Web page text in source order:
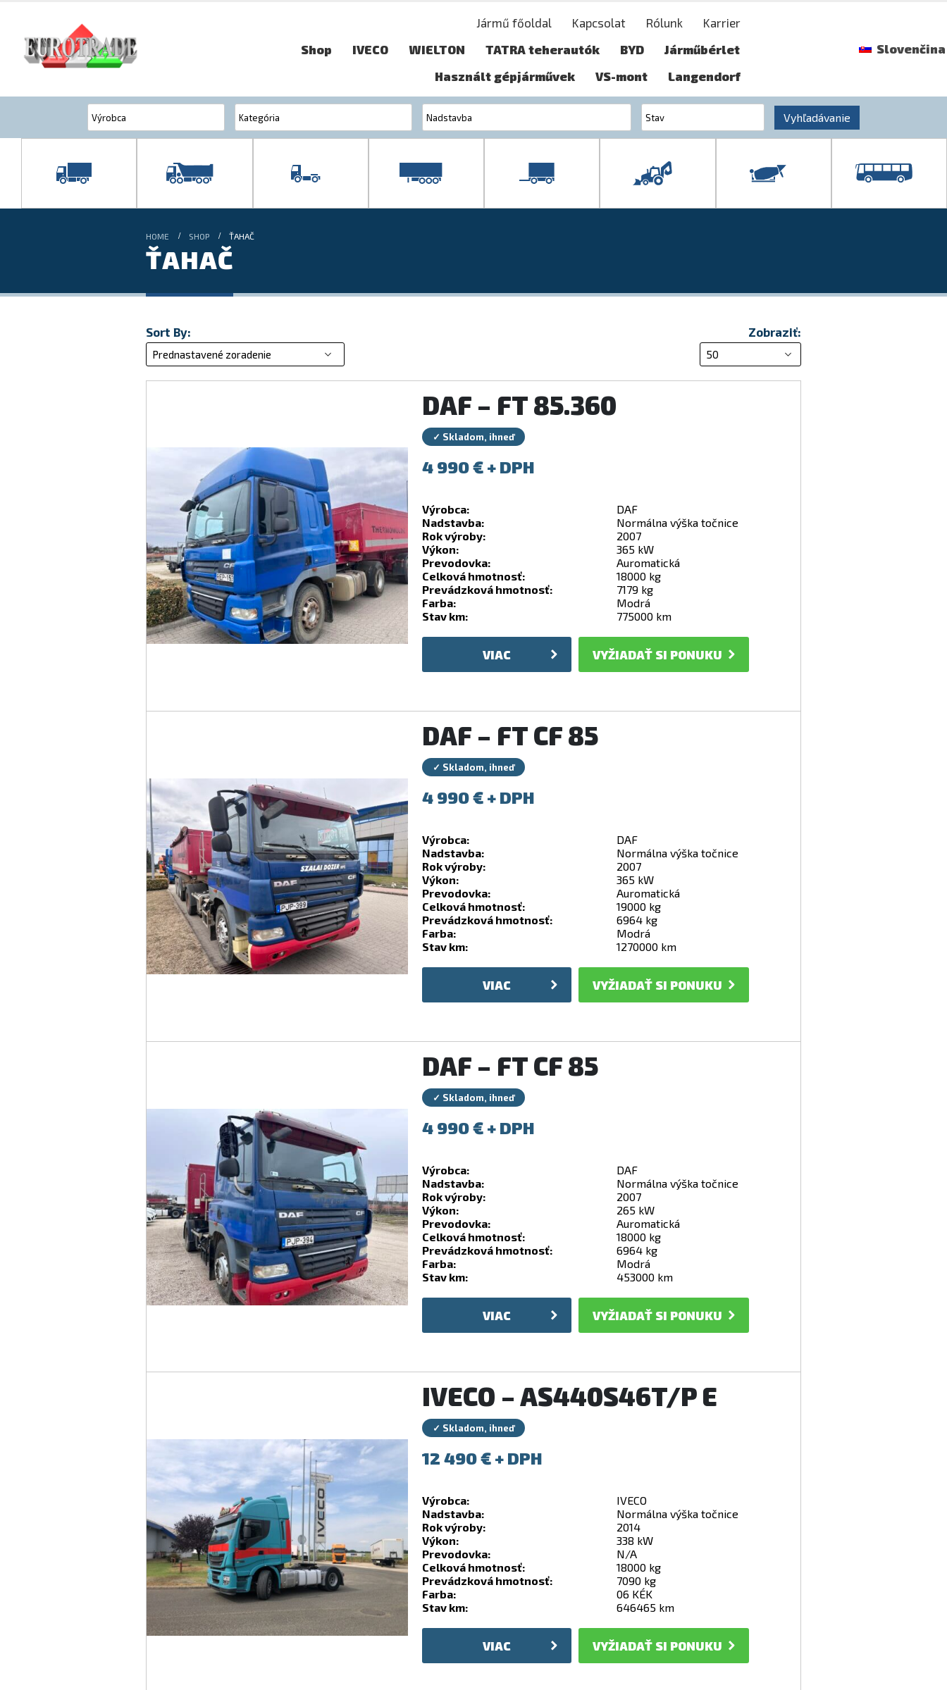
Jármű főoldal Kapcsolat Rólunk
Karrier
Shop
IVECO WIELTON TATRA teherautók BYD
Járműbérlet
Használt gépjárművek
VS-mont Langendorf
Slovenčina
Vyhľadávanie
HOME SHOP ŤAHAČ
ŤAHAČ
Sort By: Zobraziť:
DAF – FT 85.360
✓ Skladom, ihneď
4 990€
Výrobca:
DAF
Nadstavba:
Normálna výška točnice
Rok výroby:
2007
Výkon:
365 kW
Prevodovka:
Auromatická
Celková hmotnosť:
18000 kg
Prevádzková hmotnosť:
7179 kg
Farba:
Modrá
Stav km:
775000 km
VIAC VYŽIADAŤ SI PONUKU
DAF – FT CF 85
✓ Skladom, ihneď
4 990€
Výrobca:
DAF
Nadstavba:
Normálna výška točnice
Rok výroby:
2007
Výkon:
365 kW
Prevodovka:
Auromatická
Celková hmotnosť:
19000 kg
Prevádzková hmotnosť:
6964 kg
Farba:
Modrá
Stav km:
1270000 km
VIAC VYŽIADAŤ SI PONUKU
DAF – FT CF 85
✓ Skladom, ihneď
4 990€
Výrobca:
DAF
Nadstavba:
Normálna výška točnice
Rok výroby:
2007
Výkon:
265 kW
Prevodovka:
Auromatická
Celková hmotnosť:
18000 kg
Prevádzková hmotnosť:
6964 kg
Farba:
Modrá
Stav km:
453000 km
VIAC VYŽIADAŤ SI PONUKU
IVECO – AS440S46T/P E
✓ Skladom, ihneď
12 490€
Výrobca:
IVECO
Nadstavba:
Normálna výška točnice
Rok výroby:
2014
Výkon:
338 kW
Prevodovka:
N/A
Celková hmotnosť:
18000 kg
Prevádzková hmotnosť:
7090 kg
Farba:
06 KÉK
Stav km:
646465 km
VIAC VYŽIADAŤ SI PONUKU